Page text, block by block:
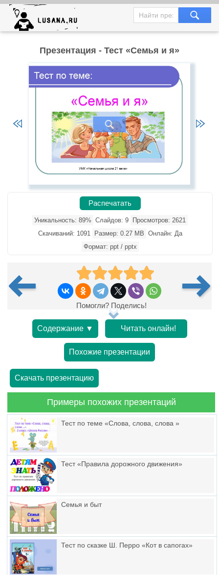
Презентация - Тест «Семья и я»
Распечатать
Уникальность: 89% Слайдов: 9
Просмотров: 2621
Скачиваний: 1091
Размер: 0.27 MB Онлайн: Да
Формат: ppt / pptx
Помогли? Поделись!
Содержание ▼ Читать онлайн!
Похожие презентации
Скачать презентацию
Примеры похожих презентаций
Тест по теме «Слова, слова, слова »
Тест «Правила дорожного движения»
Семья и быт
Тест по сказке Ш. Перро «Кот в сапогах»